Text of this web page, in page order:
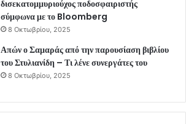
δισεκατομμυριούχος ποδοσφαιριστής
σύμφωνα με το Bloomberg
8 Οκτωβρίου, 2025
Απών ο Σαμαράς από την παρουσίαση βιβλίου
του Στυλιανίδη – Τι λένε συνεργάτες του
8 Οκτωβρίου, 2025